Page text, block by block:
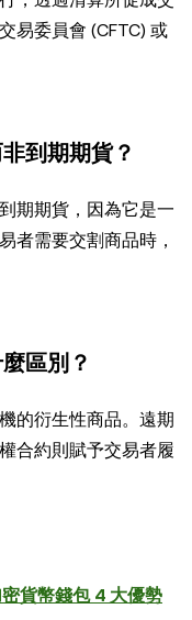
易委員會 (CFTC) 或
到期期貨？
期期貨，因為它是一
者需要交割商品時，
區別？
的衍生性商品。遠期
合約則賦予交易者履
貨幣錢包 4 大優勢